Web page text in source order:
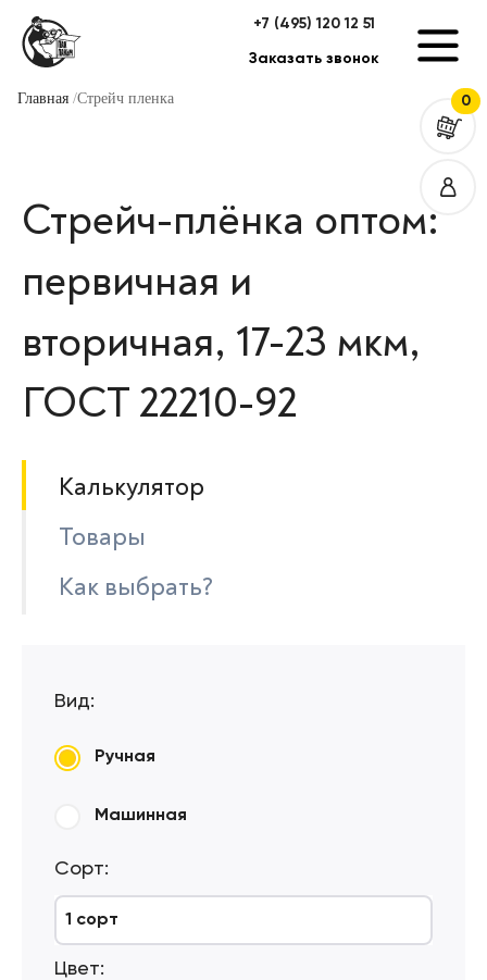
+7 (495) 120 12 51
Заказать звонок
0
Главная Стрейч пленка
Стрейч-плёнка оптом:
первичная и
вторичная, 17-23 мкм,
ГОСТ 22210-92
Калькулятор
Товары
Как выбрать?
Вид:
Ручная
Машинная
Сорт:
1 сорт
Цвет: